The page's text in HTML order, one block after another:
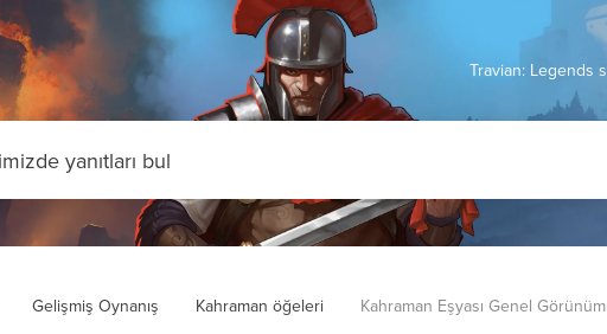
Travian: Legends
Gelişmiş Oynanış Kahraman öğeleri Kahraman Eşyası Genel